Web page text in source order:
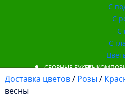
С
С
С
С
СБОРНЫЕ БУКЕТЫ
Доставка цветов/ Розы /
весны